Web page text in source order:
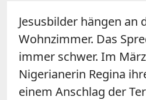
Jesusbilder hängen an
Wohnzimmer. Das
immer schwer. Im
Nigerianerin Regina
einem Anschlag der